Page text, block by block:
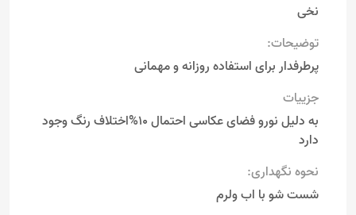
نخی
توضیحات:
پرطرفدار برای استفاده روزانه و مهمانی
جزییات
به دلیل نورو فضای عکاسی احتمال 10%اختلاف رنگ وجود
دارد
نحوه نگهداری:
شست شو با اب ولرم